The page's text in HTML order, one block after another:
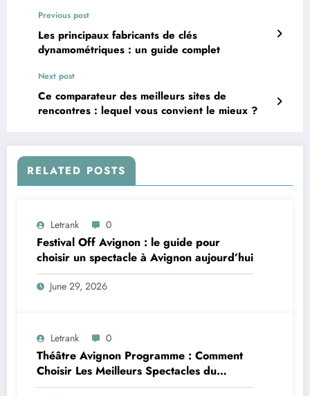
Previous post
Les principaux fabricants de clés
dynamométriques : un guide complet
Next post
Ce comparateur des meilleurs sites de
rencontres : lequel vous convient le mieux ?
RELATED POSTS
Letrank 0
Festival Off Avignon : le guide pour
choisir un spectacle à Avignon aujourd’hui
June 29, 2026
Letrank 0
Théâtre Avignon Programme : Comment
Choisir Les Meilleurs Spectacles du
Festival Off Avignon